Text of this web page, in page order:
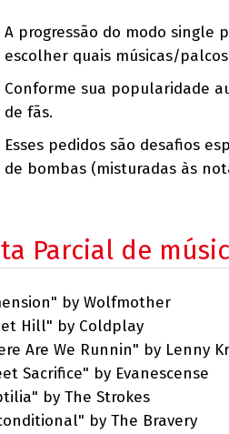
A progressão do modo single
escolher quais músicas/
Conforme sua popularidade
de fãs.
Esses pedidos são desafios
de bombas (misturadas às
Parcial de
by Wolfmother
Hill" by Coldplay
Are We Runnin" by Lenny
Sacrifice" by Evanescense
by The Strokes
by The Bravery